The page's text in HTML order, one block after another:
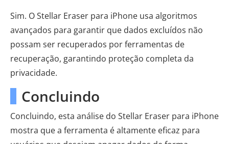
Sim. O Stellar Eraser para iPhone usa algoritmos
avançados para garantir que dados excluídos não
possam ser recuperados por ferramentas de
recuperação, garantindo proteção completa da
privacidade.
Concluindo
Concluindo, esta análise do Stellar Eraser para iPhone
mostra que a ferramenta é altamente eficaz para